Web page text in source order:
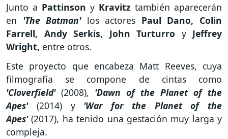
Junto a Pattinson y Kravitz también aparecerán
en 'The Batman'los actores Paul Dano, Colin
Farrell, Andy Serkis, John Turturro y Jeffrey
Wright, entre otros.
Este proyecto que encabeza Matt Reeves, cuya
filmografía se compone de cintas como
'Cloverfield'(2008), 'Dawn of the Planet of the
Apes'
(2014) y
'War for the Planet of the
Apes'(2017), ha tenido una gestación muy larga y
compleja.